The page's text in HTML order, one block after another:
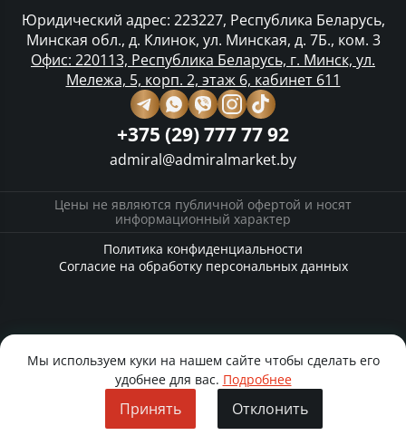
Юридический адрес: 223227, Республика Беларусь,
Минская обл., д. Клинок, ул. Минская, д. 7Б., ком. 3
Офис: 220113, Республика Беларусь, г. Минск, ул.
Мележа, 5, корп. 2, этаж 6, кабинет 611
+375 (29) 777 77 92
admiral@admiralmarket.by
Цены не являются публичной офертой и носят
информационный характер
Политика конфиденциальности
Согласие на обработку персональных данных
Мы используем куки на нашем сайте чтобы сделать его
удобнее для вас. Подробнее
Принять Отклонить